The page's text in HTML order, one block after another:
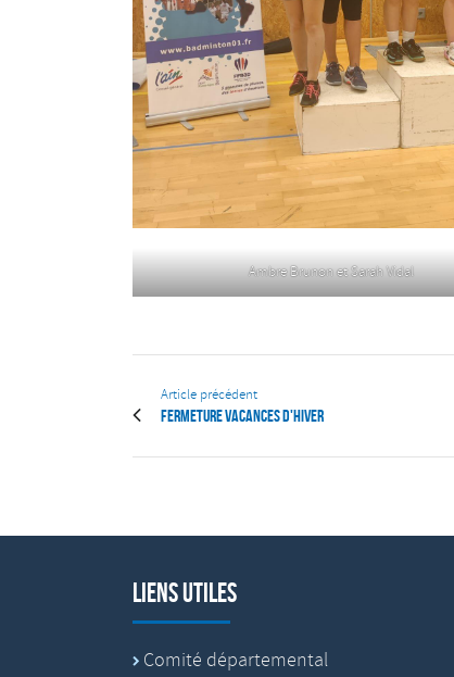
Ambre Brunon et Sarah Vidal
Article précédent
Fermeture vacances d'hiver
Liens utiles
Comité départemental